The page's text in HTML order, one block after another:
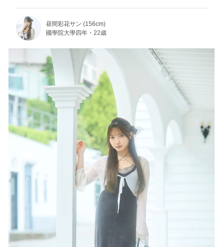
昼間彩花サン (156cm)
國學院大學四年・22歳